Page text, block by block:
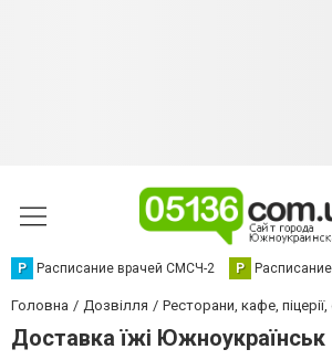
Р Расписание врачей СМСЧ-2 Р
Головна Дозвілля Ресторани, кафе, піцерії,
Доставка їжі Южноукраїнськ